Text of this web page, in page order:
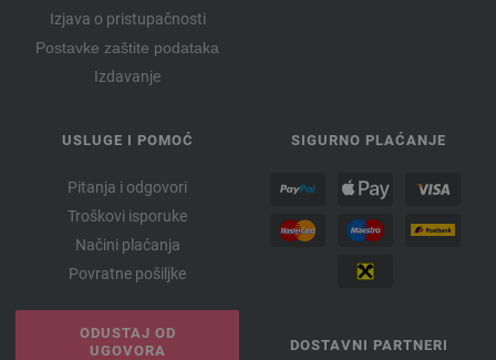
Izjava o pristupačnosti
Postavke zaštite podataka
Izdavanje
USLUGE I POMOĆ
Pitanja i odgovori
Troškovi isporuke
Načini plaćanja
Povratne pošiljke
ODUSTAJ OD
UGOVORA
SIGURNO PLAĆANJE
DOSTAVNI PARTNERI